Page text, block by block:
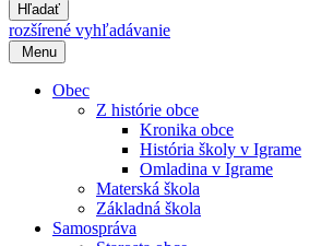
Hľadať
rozšírené vyhľadávanie
Menu
Obec
Z histórie obce
Kronika obce
História školy v Igrame
Omladina v Igrame
Materská škola
Základná škola
Samospráva